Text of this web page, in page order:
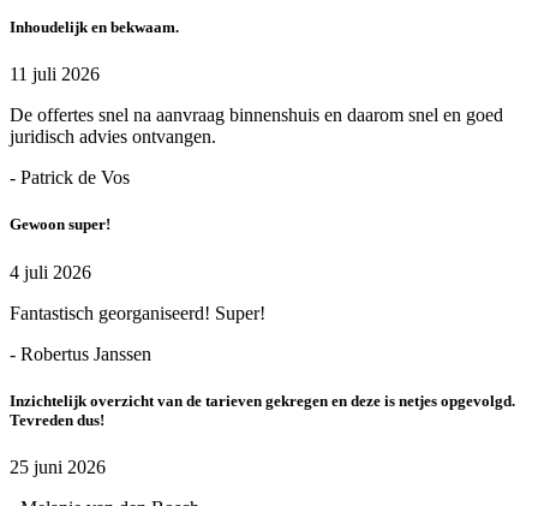
Inhoudelijk en bekwaam.
11 juli 2026
De offertes snel na aanvraag binnenshuis en daarom snel en goed
juridisch advies ontvangen.
- Patrick de Vos
Gewoon super!
4 juli 2026
Fantastisch georganiseerd! Super!
- Robertus Janssen
Inzichtelijk overzicht van de tarieven gekregen en deze is netjes opgevolgd.
Tevreden dus!
25 juni 2026